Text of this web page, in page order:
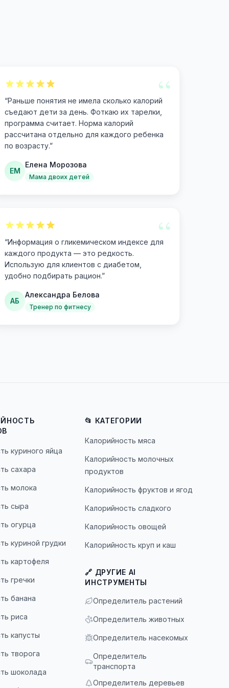
“
“Раньше понятия не имела сколько калорий
съедают дети за день. Фоткаю их тарелки,
программа считает. Норма калорий
рассчитана отдельно для каждого ребенка
по возрасту.”
ЕМ
Елена Морозова
Мама двоих детей
“
“Информация о гликемическом индексе для
каждого продукта — это редкость.
Использую для клиентов с диабетом,
удобно подбирать рацион.”
АБ
Александра Белова
Тренер по фитнесу
куриного яйца
сахара
молока
сыра
огурца
куриной грудки
картофеля
гречки
банана
риса
капусты
творога
шоколада
📂 КАТЕГОРИИ
Калорийность мяса
Калорийность молочных
продуктов
Калорийность фруктов и ягод
Калорийность сладкого
Калорийность овощей
Калорийность круп и каш
🔗 ДРУГИЕ AI
ИНСТРУМЕНТЫ
Определитель растений
Определитель животных
Определитель насекомых
Определитель
транспорта
Определитель деревьев